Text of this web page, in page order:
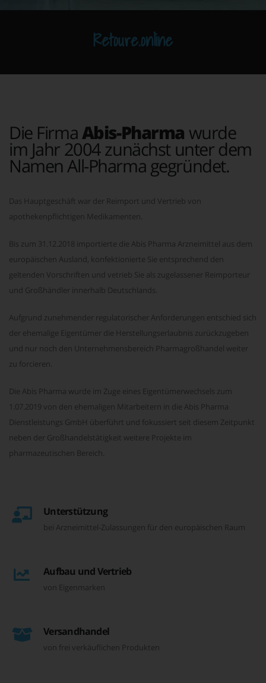
Retoure.online
Die Firma Abis-Pharma wurde
im Jahr 2004 zunächst unter dem
Namen All-Pharma gegründet.
Das Hauptgeschäft war der Reimport und Vertrieb von
apothekenpflichtigen Medikamenten.
Bis zum 31.12.2018 importierte die Abis Pharma Arzneimittel aus dem
europäischen Ausland, konfektionierte Sie entsprechend den
geltenden Vorschriften und vetrieb Sie als zugelassener Reimporteur
und Großhändler innerhalb Deutschlands.
Aufgrund zunehmender regulatorischer Anforderungen entschied sich
der ehemalige Eigentümer die Herstellungserlaubnis zurückzugeben
und nur noch den Unternehmensbereich Pharmagroßhandel weiter
zu forcieren.
Die Abis Pharma wurde im Zuge eines Eigentümerwechsels zum
1.07.2019 von den ehemaligen Mitarbeitern in die Abis Pharma
Dienstleistungs GmbH überführt und fokussiert seit diesem Zeitpunkt
neben der Großhandelstätigkeit weitere Projekte im
pharmazeutischen Bereich.
Unterstützung
bei Arzneimittel-Zulassungen für den europäischen Raum
Aufbau und Vertrieb
von Eigenmarken
Versandhandel
von frei verkäuflichen Produkten